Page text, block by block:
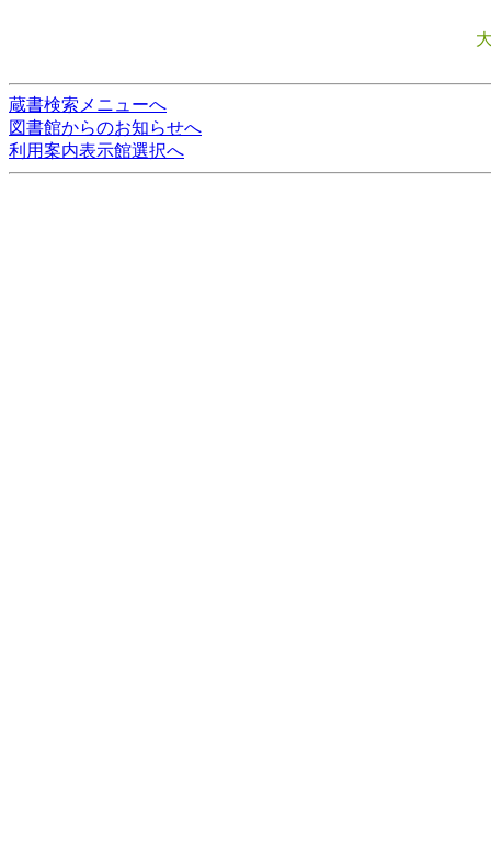
蔵書検索メニューへ
図書館からのお知らせへ
利用案内表示館選択へ